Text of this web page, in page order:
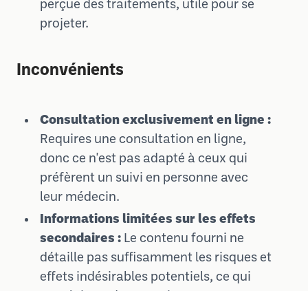
perçue des traitements, utile pour se
projeter.
Inconvénients
Consultation exclusivement en ligne :
Requires une consultation en ligne,
donc ce n'est pas adapté à ceux qui
préfèrent un suivi en personne avec
leur médecin.
Informations limitées sur les effets
secondaires : Le contenu fourni ne
détaille pas suffisamment les risques et
effets indésirables potentiels, ce qui